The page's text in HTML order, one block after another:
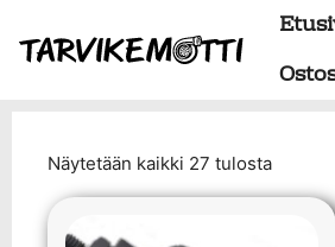
Alumiiniosat
do88 alumiini tehdastilaus
Alustan osat
Näytetään kaikki 27 tulosta